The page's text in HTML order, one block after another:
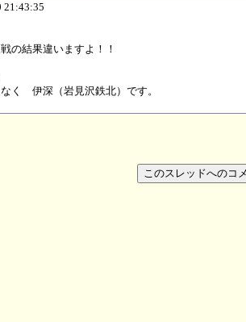
21:43:35
の結果違いますよ！！
く 伊深（岩見沢鉄北）です。